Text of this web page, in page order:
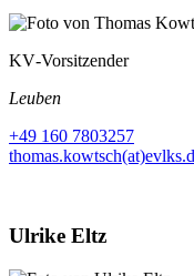
KV‑Vorsitzender
Leuben
+49 160 7803257
Ulrike Eltz